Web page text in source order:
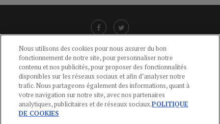
CGU-POLITIQUE DE CONFIDENTIALITÉ -POLITIQUE DES COOKIES
MENTIONS LÉGALES -AIDE
CONTACT
Nous utilisons des cookies pour nous assurer du bon
fonctionnement de notre site, pour personnaliser notre
contenu et nos publicités, pour proposer des fonctionnalités
disponibles sur les réseaux sociaux et afin d’analyser notre
trafic. Nous partageons également des informations, quant à
votre navigation sur notre site, avec nos partenaires
analytiques, publicitaires et de réseaux sociaux.POLITIQUE
DE COOKIES